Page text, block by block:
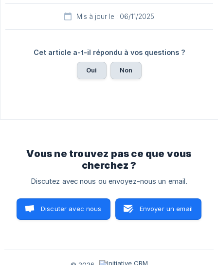
Mis à jour le : 06/11/2025
Cet article a-t-il répondu à vos questions ?
Oui Non
Vous ne trouvez pas ce que vous
cherchez ?
Discutez avec nous ou envoyez-nous un email.
Discuter avec nous Envoyer un email